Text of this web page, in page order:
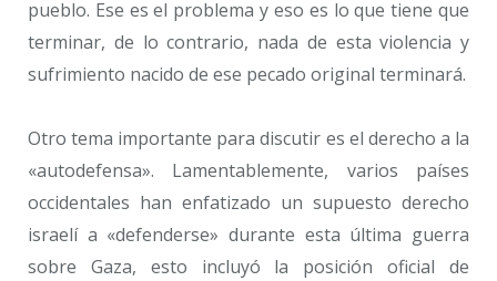
pueblo. Ese es el problema y eso es lo que tiene que
terminar, de lo contrario, nada de esta violencia y
sufrimiento nacido de ese pecado original terminará.
Otro tema importante para discutir es el derecho a la
«autodefensa». Lamentablemente, varios países
occidentales han enfatizado un supuesto derecho
israelí a «defenderse» durante esta última guerra
sobre Gaza, esto incluyó la posición oficial de